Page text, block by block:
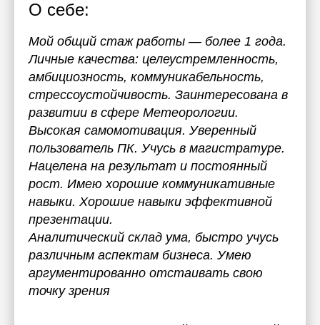
О себе:
Мой общий стаж работы — более 1 года.
Личные качества: целеустремленность,
амбициозность, коммуникабельность,
стрессоустойчивость. Заинтересована в
развитии в сфере Метеорологии.
Высокая самомотивация. Уверенный
пользователь ПК. Учусь в магистратуре.
Нацелена на результат и постоянный
рост. Имею хорошие коммуникативные
навыки. Хорошие навыки эффективной
презентации.
Аналитический склад ума, быстро учусь
различным аспектам бизнеса. Умею
аргументированно отстаивать свою
точку зрения